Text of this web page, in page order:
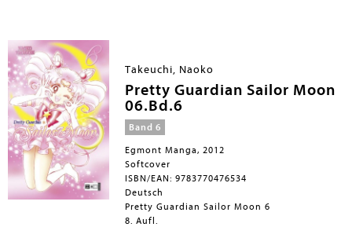
und enthalten prächtige Farbseiten.
Doch damit nicht genug: nach Abschluß
der 12-bändigen Serie werden auch
noch die Extrabände Sailor V und Sailor
Moon Short Stories veröffentlicht!
Takeuchi, Naoko
Pretty Guardian Sailor Moon
06.Bd.6
Band 6
Egmont Manga, 2012
Softcover
ISBN/EAN: 9783770476534
Deutsch
Pretty Guardian Sailor Moon 6
8. Aufl.